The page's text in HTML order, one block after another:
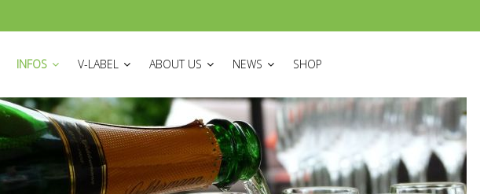
INFOS V-LABEL ABOUT US NEWS SHOP